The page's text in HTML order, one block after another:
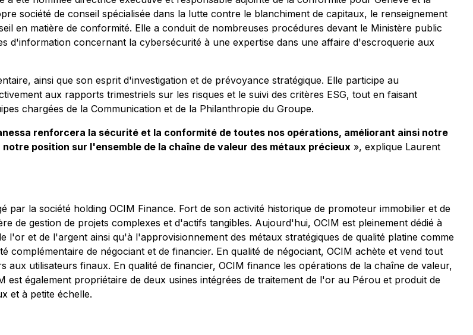
société de conseil spécialisée dans la lutte contre le blanchiment de capitaux, le renseignement
en matière de conformité. Elle a conduit de nombreuses procédures devant le Ministère public
d'information concernant la cybersécurité à une expertise dans une affaire d'escroquerie aux
ainsi que son esprit d'investigation et de prévoyance stratégique. Elle participe au
aux rapports trimestriels sur les risques et le suivi des critères ESG, tout en faisant
chargées de la Communication et de la Philanthropie du Groupe.
renforcera la sécurité et la conformité de toutes nos opérations, améliorant ainsi notre
position sur l'ensemble de la chaîne de valeur des métaux précieux », explique Laurent
par la société holding OCIM Finance. Fort de son activité historique de promoteur immobilier et de
de gestion de projets complexes et d'actifs tangibles. Aujourd'hui, OCIM est pleinement dédié à
et de l'argent ainsi qu'à l'approvisionnement des métaux stratégiques de qualité platine comme
complémentaire de négociant et de financier. En qualité de négociant, OCIM achète et vend tout
utilisateurs finaux. En qualité de financier, OCIM finance les opérations de la chaîne de valeur,
également propriétaire de deux usines intégrées de traitement de l'or au Pérou et produit de
et à petite échelle.